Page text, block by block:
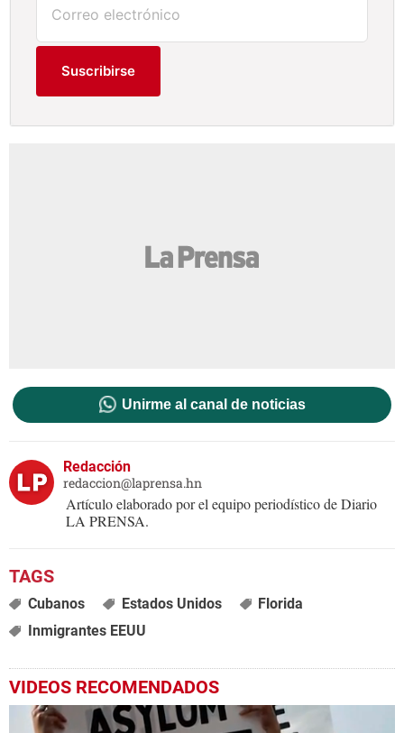
Suscribirse
Unirme al canal de noticias
Redacción
redaccion@laprensa.hn
Artículo elaborado por el equipo periodístico de Diario
LA PRENSA.
Cubanos Estados Unidos
Florida
Inmigrantes EEUU
VIDEOS RECOMENDADOS